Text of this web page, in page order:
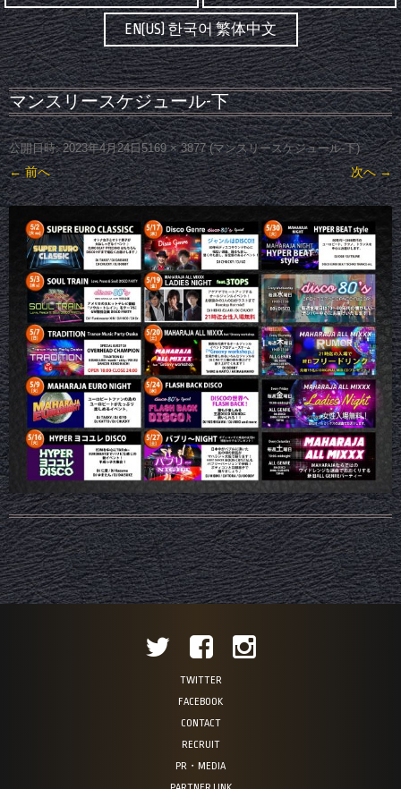
EN(US) 한국어 繁体中文
マンスリースケジュール-下
公開日時: 2023年4月24日5169 × 3877(マンスリースケジュール-下)
← 前へ 次へ →
TWITTER
FACEBOOK
CONTACT
RECRUIT
PR・MEDIA